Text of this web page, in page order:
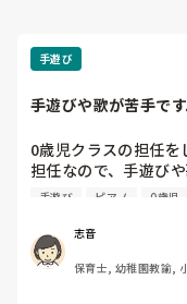
手遊び
手遊びや歌が苦手です
0歳児クラスの担任を
担任なので、手遊び
歌の自信がなくはっ
っても子どもたちの
皆さんは手遊びや歌
か？何かコツがあれ
手遊び ピアノ 0歳児
志音
保育士, 幼稚園教諭,